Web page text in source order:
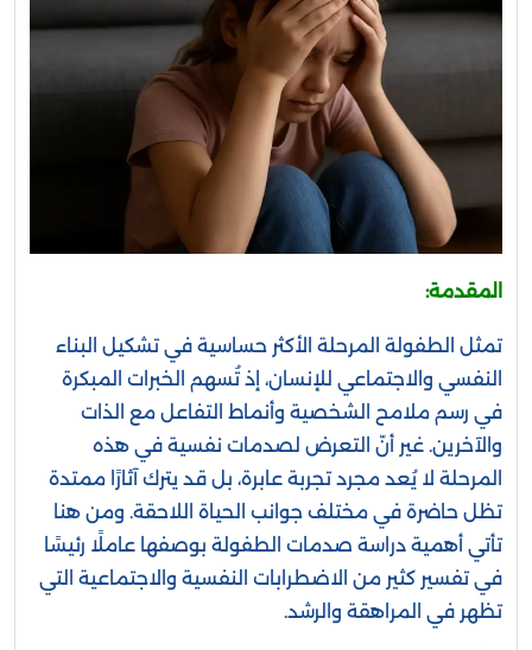
المقدمة:
تمثل الطفولة المرحلة الأكثر حساسية في تشكيل البناء
النفسي والاجتماعي للإنسان، إذ تُسهم الخبرات المبكرة
في رسم ملامح الشخصية وأنماط التفاعل مع الذات
والآخرين. غير أنّ التعرض لصدمات نفسية في هذه
المرحلة لا يُعد مجرد تجربة عابرة، بل قد يترك آثارًا ممتدة
تظل حاضرة في مختلف جوانب الحياة اللاحقة. ومن هنا
تأتي أهمية دراسة صدمات الطفولة بوصفها عاملًا رئيسًا
في تفسير كثير من الاضطرابات النفسية والاجتماعية التي
تظهر في المراهقة والرشد.